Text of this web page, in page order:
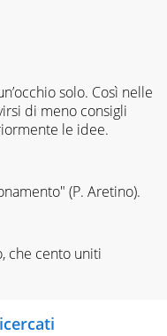
solo. Così nelle
di meno consigli
le idee.
(P. Aretino).
che cento uniti